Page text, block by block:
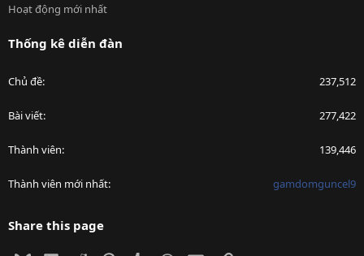
Hoạt động mới nhất
Thống kê diễn đàn
Chủ đề 237,512
Bài viết 277,422
Thành viên 139,446
Thành viên mới nhất gamdomguncel9
Share this page